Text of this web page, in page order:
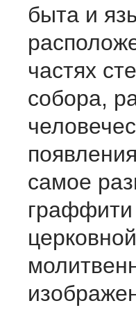
быта и
частях
собора,
самое
граффити